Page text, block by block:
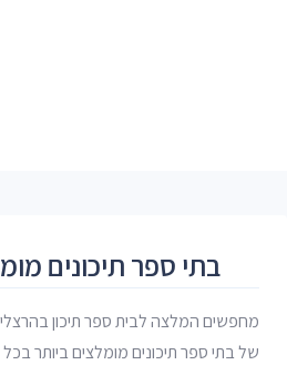
בתי ספר תיכונים
מחפשים המלצה לבית ספר תיכון
של בתי ספר תיכונים מומלצים ביותר